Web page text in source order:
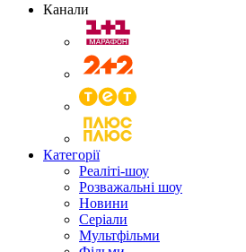
Канали
Категорії
Реаліті-шоу
Розважальні шоу
Новини
Серіали
Мультфільми